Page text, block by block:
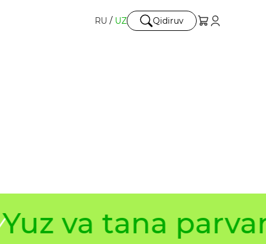
RU / UZ Qidiruv
va tana